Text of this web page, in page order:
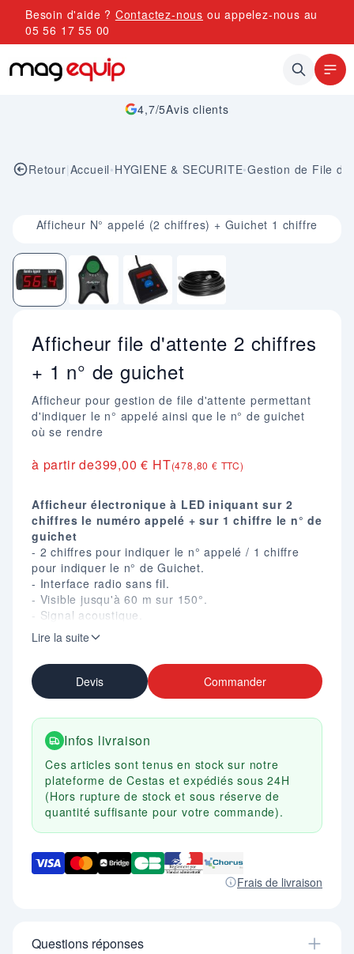
Allez au contenu
Besoin d'aide ? Contactez-nous ou appelez-nous au
05 56 17 55 00
4,7/5Avis clients
Retour|Accueil•HYGIENE & SECURITE•Gestion de File
Image 1 sur 4
Afficheur N° appelé (2 chiffres) + Guichet 1 chiffre
Afficheur file d'attente 2 chiffres
+ 1 n° de guichet
Afficheur pour gestion de file d'attente permettant
d'indiquer le n° appelé ainsi que le n° de guichet
où se rendre
à partir de399,00 € HT(478,80 € TTC)
Afficheur électronique à LED iniquant sur 2
chiffres le numéro appelé + sur 1 chiffre le n° de
guichet
- 2 chiffres pour indiquer le n° appelé / 1 chiffre
pour indiquer le n° de Guichet.
- Interface radio sans fil.
- Visible jusqu'à 60 m sur 150°.
- Signal acoustique.
- Les télécommandes radio Multi sont affectées à
un n° de guichet, chaque fois qu'un opérateur
appelle le n° suivant, le n° de guichet
correspondant s'affiche.
- Portée des télécommandes radio 10 à 15 m.
- Plusieurs afficheurs peuvent être reliés les uns
aux autres pour les grands espaces.
- Dim. (mm) : H. 190 X Ep. 45. X L. 445.
Lire la suite
Devis Commander
Infos livraison
Ces articles sont tenus en stock sur notre
plateforme de Cestas et expédiés sous 24H
(Hors rupture de stock et sous réserve de
quantité suffisante pour votre commande).
Frais de livraison
Questions réponses